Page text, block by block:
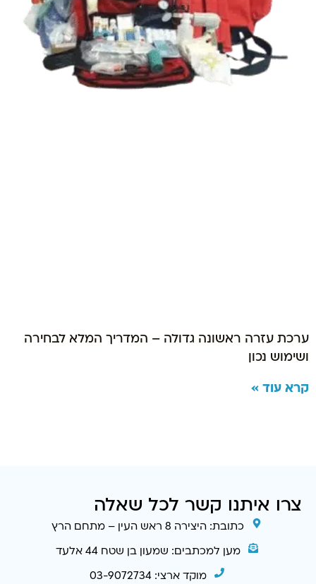
ערכת עזרה ראשונה גדולה – המדריך המלא לבחירה
ושימוש נכון
קרא עוד »
צרו איתנו קשר לכל שאלה
כתובת: היצירה 8 ראש העין – מתחם הרץ
מען למכתבים: שמעון בן שטח 44 אלעד
מוקד ארצי: 03-9072734